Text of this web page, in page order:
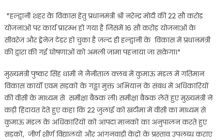
*हल्द्वानी शहर के विकास हेतु प्रधानमंत्री श्री नरेन्द्र मोदी की 22 सौ करोड
योजनाओं पर कार्य प्रारम्भ हो गया है जिसमें 16 सौ करोड़ योजनाओं के
सीवरेज और ड्रेनेज टेंडर हो चुका है जल्द ही हल्द्वानी के विकास में प्रधानमंत्री
की द्वारा की गई घोषणाओं को अमली जामा पहनाया जा सकेगा।*
मुख्यमंत्री पुष्कर सिंह धामी ने नैनीताल क्लब में कुमाऊं मंडल में गतिमान
विकास कार्यों एवम सड़कों के गड्ढा मुक्त अभियान के संबंध में अधिकारियों
की वीसी के माध्यम से समीक्षा बैठक ली। समीक्षा बैठक लेते हुए मुख्यमंत्री ने
कड़ी हिदायत देते हुए कहा कि 22 जुलाई को खटीमा में वीसी का माध्यम से
कुमाऊं मंडल के अधिकारियों को आपदा मानकों का अनुपालन करते हुए
सड़कों, जीर्ण शीर्ण विद्यालयों और आंगनवाड़ी केंद्रों के प्रस्ताव उपलब्ध कराए